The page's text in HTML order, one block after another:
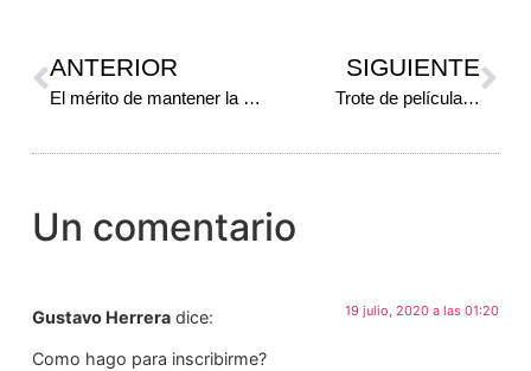
ANTERIOR
El mérito de mantener la vigencia
SIGUIENTE
Trote de película…
Un comentario
Gustavo Herrera dice: 19 julio, 2020 a las 01:20
Como hago para inscribirme?